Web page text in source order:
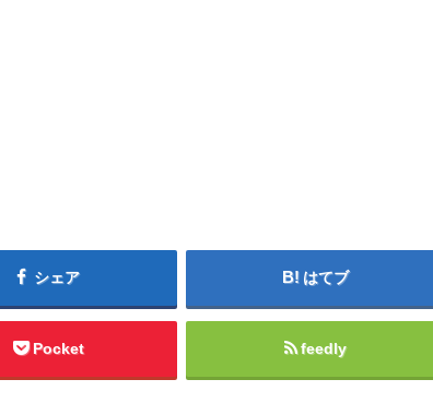
シェア はてブ
Pocket feedly